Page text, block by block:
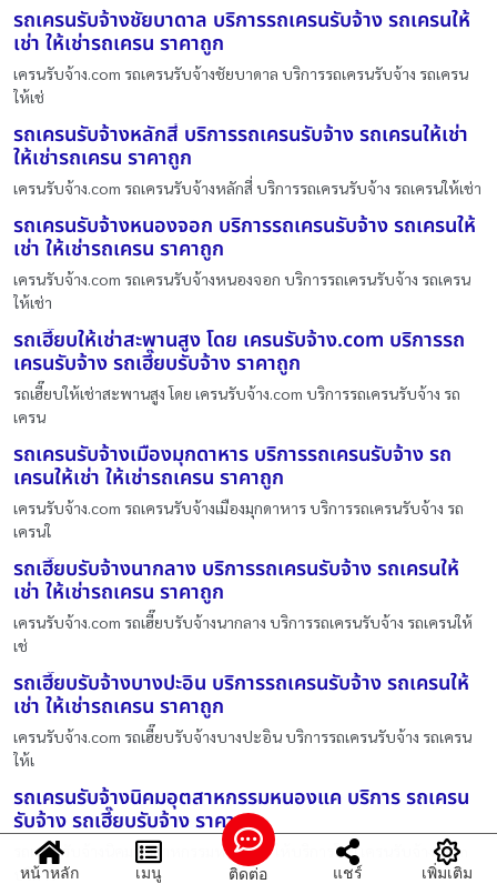
รถเครนรับจ้างชัยบาดาล บริการรถเครนรับจ้าง รถเครนให้
เช่า ให้เช่ารถเครน ราคาถูก
เครนรับจ้าง.com รถเครนรับจ้างชัยบาดาล บริการรถเครนรับจ้าง รถเครน
ให้เช่
รถเครนรับจ้างหลักสี่ บริการรถเครนรับจ้าง รถเครนให้เช่า
ให้เช่ารถเครน ราคาถูก
เครนรับจ้าง.com รถเครนรับจ้างหลักสี่ บริการรถเครนรับจ้าง รถเครนให้เช่า
รถเครนรับจ้างหนองจอก บริการรถเครนรับจ้าง รถเครนให้
เช่า ให้เช่ารถเครน ราคาถูก
เครนรับจ้าง.com รถเครนรับจ้างหนองจอก บริการรถเครนรับจ้าง รถเครน
ให้เช่า
รถเฮี๊ยบให้เช่าสะพานสูง โดย เครนรับจ้าง.com บริการรถ
เครนรับจ้าง รถเฮี๊ยบรับจ้าง ราคาถูก
รถเฮี๊ยบให้เช่าสะพานสูง โดย เครนรับจ้าง.com บริการรถเครนรับจ้าง รถ
เครน
รถเครนรับจ้างเมืองมุกดาหาร บริการรถเครนรับจ้าง รถ
เครนให้เช่า ให้เช่ารถเครน ราคาถูก
เครนรับจ้าง.com รถเครนรับจ้างเมืองมุกดาหาร บริการรถเครนรับจ้าง รถ
เครนใ
รถเฮี๊ยบรับจ้างนากลาง บริการรถเครนรับจ้าง รถเครนให้
เช่า ให้เช่ารถเครน ราคาถูก
เครนรับจ้าง.com รถเฮี๊ยบรับจ้างนากลาง บริการรถเครนรับจ้าง รถเครนให้
เช่
รถเฮี๊ยบรับจ้างบางปะอิน บริการรถเครนรับจ้าง รถเครนให้
เช่า ให้เช่ารถเครน ราคาถูก
เครนรับจ้าง.com รถเฮี๊ยบรับจ้างบางปะอิน บริการรถเครนรับจ้าง รถเครน
ให้เ
รถเครนรับจ้างนิคมอุตสาหกรรมหนองแค บริการ รถเครน
รับจ้าง รถเฮี๊ยบรับจ้าง ราคาถูก
รถเครนรับจ้างนิคมอุตสาหกรรมหนองแค ให้บริการโดย เครนรับจ้าง.com
บริการ
หน้าหลัก เมนู ติดต่อ แชร์ เพิ่มเติม